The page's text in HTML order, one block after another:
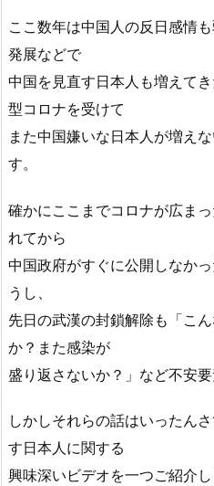
ここ数年は中国人の反日感情
発展などで
中国を見直す日本人も増えて
型コロナを受けて
また中国嫌いな日本人が増え
す。
確かにここまでコロナが広ま
れてから
中国政府がすぐに公開しなか
うし、
先日の武漢の封鎖解除も「こ
か？また感染が
盛り返さないか？」など不安要
しかしそれらの話はいったん
す日本人に関する
興味深いビデオを一つご紹介